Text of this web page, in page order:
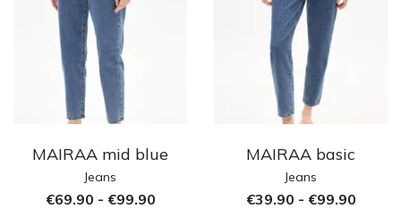
MAIRAA mid blue
Jeans
€69.90 - €99.90
MAIRAA basic
Jeans
€39.90 - €99.90